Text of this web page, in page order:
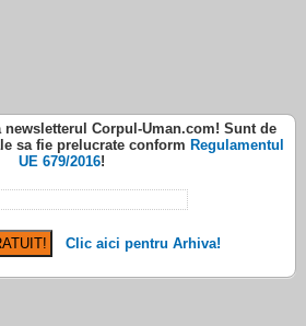
newsletterul Corpul-Uman.com! Sunt de
sa fie prelucrate conform Regulamentul
UE 679/2016!
Clic aici pentru Arhiva!